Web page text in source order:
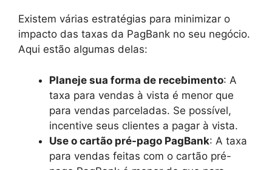
Existem várias estratégias para minimizar o
impacto das taxas da PagBank no seu negócio.
Aqui estão algumas delas:
Planeje sua forma de recebimento: A
taxa para vendas à vista é menor que
para vendas parceladas. Se possível,
incentive seus clientes a pagar à vista.
Use o cartão pré-pago PagBank: A taxa
para vendas feitas com o cartão pré-